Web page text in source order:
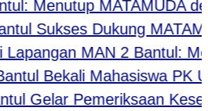
Menutup MATAMUDA
Sukses Dukung
MAN 2 Bantul:
Bekali Mahasiswa PK
Gelar Pemeriksaan